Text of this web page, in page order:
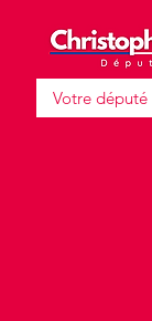
Votre député